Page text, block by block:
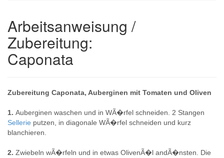
Arbeitsanweisung /
Zubereitung:
Caponata
Zubereitung Caponata, Auberginen mit Tomaten und Oliven
1. Auberginen waschen und in WÃ�rfel schneiden. 2 Stangen
Sellerie putzen, in diagonale WÃ�rfel schneiden und kurz
blanchieren.
2. Zwiebeln wÃ�rfeln und in etwas OlivenÃ�l andÃ�nsten. Die